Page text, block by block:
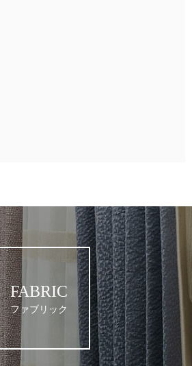
FABRIC
ファブリック